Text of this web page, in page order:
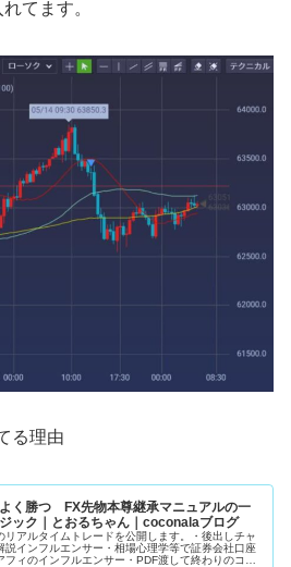
てます。
る理由
く勝つ FX先物本尊継承マニュアルの一
ック｜とおるちゃん｜coconalaブログ
リアルタイムトレードを公開します。・後出しチャ
説インフルエンサー・相場心理学等で証券会社口座
フィのインフルエンサー・PDF渡して終わりのココ